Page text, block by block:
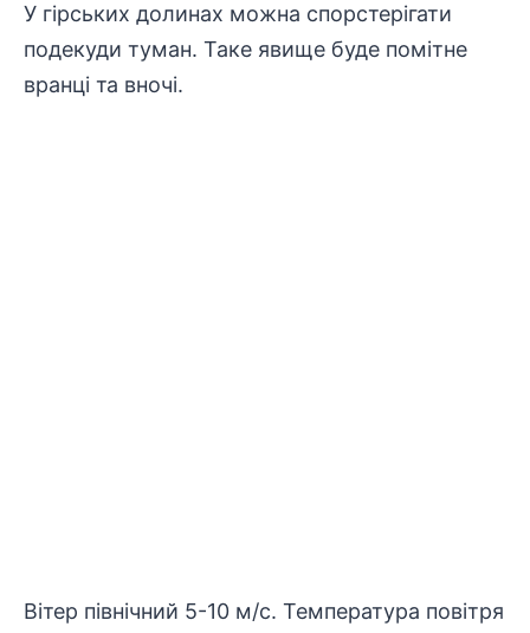
У гірських долинах можна спорстерігати
подекуди туман. Таке явище буде помітне
вранці та вночі.
Вітер північний 5-10 м/с. Температура повітря